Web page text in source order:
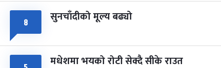
८ सुनचाँदीको मूल्य बढ्यो
मधेशमा भयको रोटी सेक्दै सीके राउत